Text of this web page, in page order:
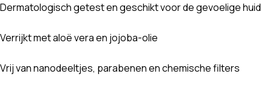
Dermatologisch getest en geschikt voor de gevoelige huid
Verrijkt met aloë vera en jojoba-olie
Vrij van nanodeeltjes, parabenen en chemische filters